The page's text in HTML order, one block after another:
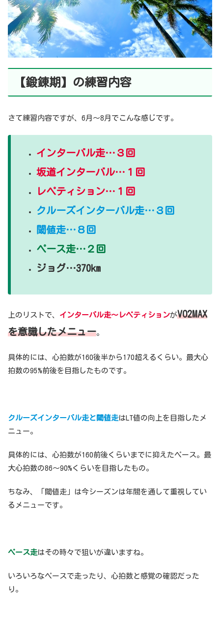
【鍛錬期】の練習内容
さて練習内容ですが、6月〜8月でこんな感じです。
インターバル走…３回
坂道インターバル…１回
レペティション…１回
クルーズインターバル走…３回
閾値走…８回
ペース走…２回
ジョグ…370km
上のリストで、 インターバル走〜レペティションがVO2MAX
を意識したメニュー。
具体的には、心拍数が160後半から170超えるくらい。最大心
拍数の95%前後を目指したものです。
クルーズインターバル走と閾値走はLT値の向上を目指したメ
ニュー。
具体的には、心拍数が160前後くらいまでに抑えたペース。最
大心拍数の86〜90%くらいを目指したもの。
ちなみ、「閾値走」は今シーズンは年間を通して重視してい
るメニューです。
ペース走はその時々で狙いが違いますね。
いろいろなペースで走ったり、心拍数と感覚の確認だった
り。